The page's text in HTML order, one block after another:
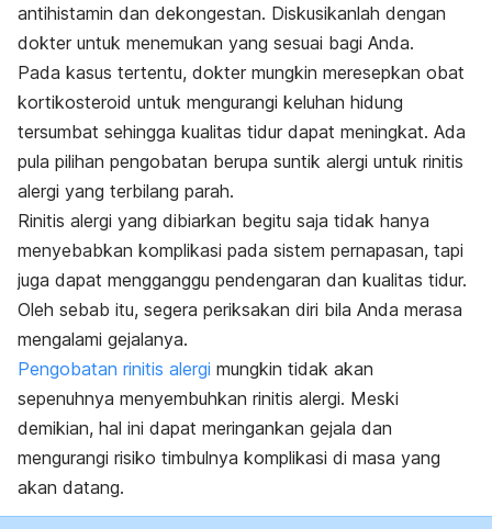
antihistamin dan dekongestan. Diskusikanlah dengan
dokter untuk menemukan yang sesuai bagi Anda.
Pada kasus tertentu, dokter mungkin meresepkan obat
kortikosteroid untuk mengurangi keluhan hidung
tersumbat sehingga kualitas tidur dapat meningkat. Ada
pula pilihan pengobatan berupa suntik alergi untuk rinitis
alergi yang terbilang parah.
Rinitis alergi yang dibiarkan begitu saja tidak hanya
menyebabkan komplikasi pada sistem pernapasan, tapi
juga dapat mengganggu pendengaran dan kualitas tidur.
Oleh sebab itu, segera periksakan diri bila Anda merasa
mengalami gejalanya.
Pengobatan rinitis alergi mungkin tidak akan
sepenuhnya menyembuhkan rinitis alergi. Meski
demikian, hal ini dapat meringankan gejala dan
mengurangi risiko timbulnya komplikasi di masa yang
akan datang.